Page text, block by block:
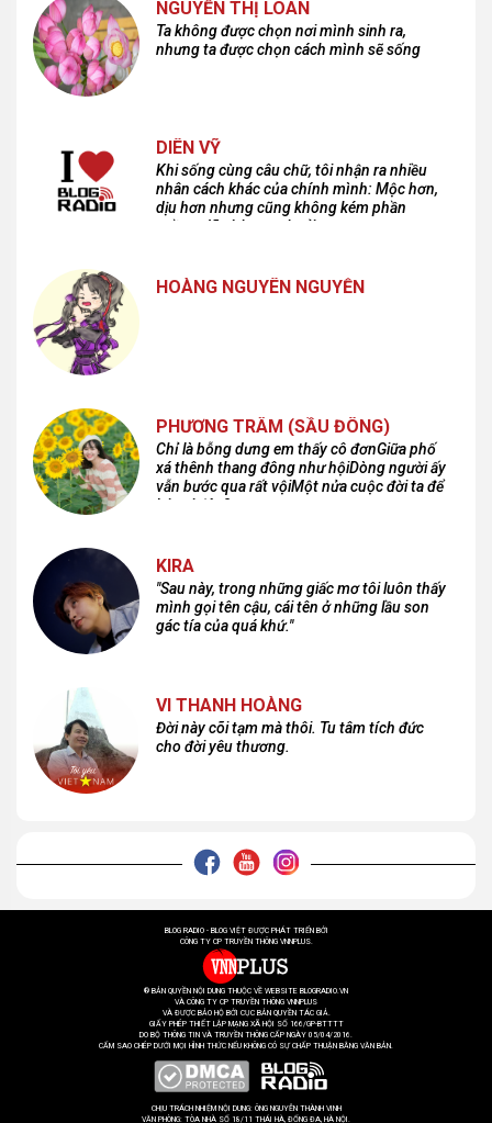
NGUYỄN THỊ LOAN
Ta không được chọn nơi mình sinh ra,
nhưng ta được chọn cách mình sẽ sống
DIÊN VỸ
Khi sống cùng câu chữ, tôi nhận ra nhiều
nhân cách khác của chính mình: Mộc hơn,
dịu hơn nhưng cũng không kém phần
cuồng dã và hoang hoải...
HOÀNG NGUYÊN NGUYỄN
PHƯƠNG TRÂM (SẦU ĐÔNG)
Chỉ là bỗng dưng em thấy cô đơnGiữa phố
xá thênh thang đông như hộiDòng người ấy
vẫn bước qua rất vộiMột nửa cuộc đời ta để
lại nơi đâu?
KIRA
"Sau này, trong những giấc mơ tôi luôn thấy
mình gọi tên cậu, cái tên ở những lầu son
gác tía của quá khứ."
VI THANH HOÀNG
Đời này cõi tạm mà thôi. Tu tâm tích đức
cho đời yêu thương.
BLOG RADIO - BLOG VIỆT ĐƯỢC PHÁT TRIỂN BỞI
CÔNG TY CP TRUYỀN THÔNG VNNPLUS.
® BẢN QUYỀN NỘI DUNG THUỘC VỀ WEBSITE BLOGRADIO.VN
VÀ CÔNG TY CP TRUYỀN THÔNG VNNPLUS
VÀ ĐƯỢC BẢO HỘ BỞI CỤC BẢN QUYỀN TÁC GIẢ.
GIẤY PHÉP THIẾT LẬP MẠNG XÃ HỘI SỐ 166/GP-BTTTT
DO BỘ THÔNG TIN VÀ TRUYỀN THÔNG CẤP NGÀY 05/04/2016.
CẤM SAO CHÉP DƯỚI MỌI HÌNH THỨC NẾU KHÔNG CÓ SỰ CHẤP THUẬN BẰNG VĂN BẢN.
CHỊU TRÁCH NHIỆM NỘI DUNG: ÔNG NGUYỄN THÀNH VINH
VĂN PHÒNG: TÒA NHÀ SỐ 18/11 THÁI HÀ, ĐỐNG ĐA, HÀ NỘI.